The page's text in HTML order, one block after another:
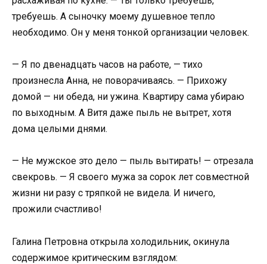
требуешь. А сыночку моему душевное тепло
необходимо. Он у меня тонкой организации человек.
— Я по двенадцать часов на работе, — тихо
произнесла Анна, не поворачиваясь. — Прихожу
домой — ни обеда, ни ужина. Квартиру сама убираю
по выходным. А Витя даже пыль не вытрет, хотя
дома целыми днями.
— Не мужское это дело — пыль вытирать! — отрезала
свекровь. — Я своего мужа за сорок лет совместной
жизни ни разу с тряпкой не видела. И ничего,
прожили счастливо!
Галина Петровна открыла холодильник, окинула
содержимое критическим взглядом: